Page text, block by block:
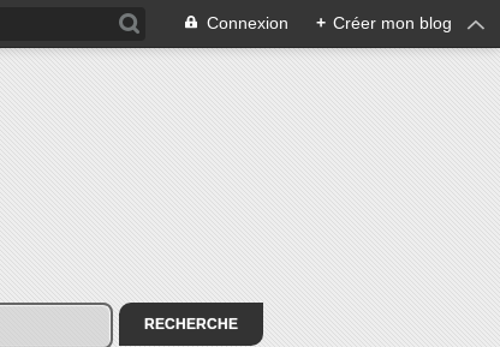
Connexion + Créer mon blog